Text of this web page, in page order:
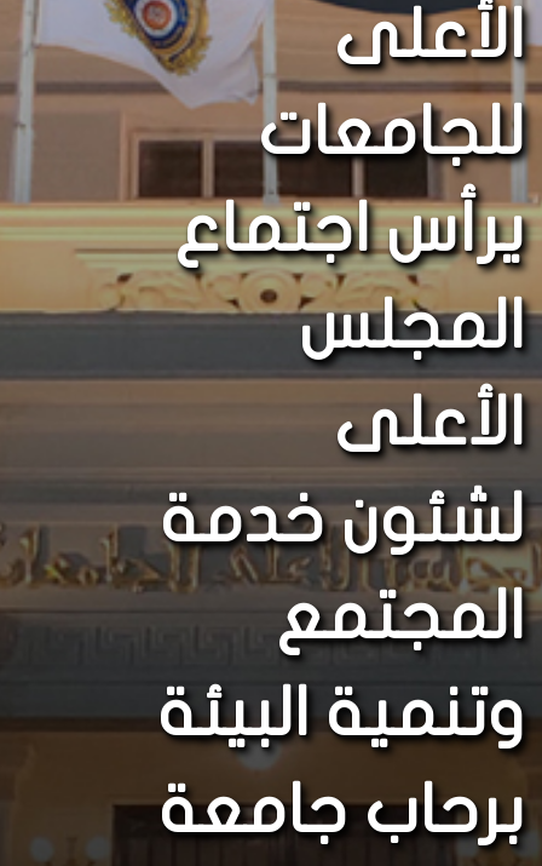
الأعلى
للجامعات
يرأس اجتماع
المجلس
الأعلى
لشئون خدمة
المجتمع
وتنمية البيئة
برحاب جامعة